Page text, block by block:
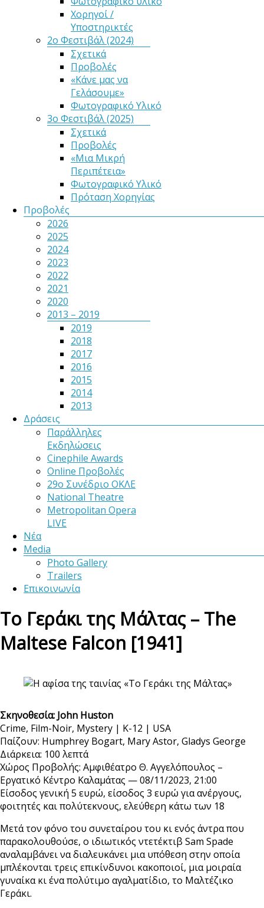
Χορηγοί /
Υποστηρικτές
2ο Φεστιβάλ (2024)
Σχετικά
Προβολές
«Κάνε μας να
Γελάσουμε»
Φωτογραφικό Υλικό
3ο Φεστιβάλ (2025)
Σχετικά
Προβολές
«Μια Μικρή
Περιπέτεια»
Φωτογραφικό Υλικό
Πρόταση Χορηγίας
Προβολές
2026
2025
2024
2023
2022
2021
2020
2013 – 2019
2019
2018
2017
2016
2015
2014
2013
Δράσεις
Παράλληλες
Εκδηλώσεις
Cinephile Awards
Online Προβολές
29ο Συνέδριο ΟΚΛΕ
National Theatre
Metropolitan Opera
LIVE
Νέα
Media
Photo Gallery
Trailers
Επικοινωνία
Το Γεράκι της Μάλτας – The
Maltese Falcon [1941]
Σκηνοθεσία: John Huston
Crime, Film-Noir, Mystery | K-12 | USA
Παίζουν: Humphrey Bogart, Mary Astor, Gladys George
Διάρκεια: 100 λεπτά
Χώρος Προβολής: Αμφιθέατρο Θ. Αγγελόπουλος –
Εργατικό Κέντρο Καλαμάτας — 08/11/2023, 21:00
Είσοδος γενική 5 ευρώ, είσοδος 3 ευρώ για ανέργους,
φοιτητές και πολύτεκνους, ελεύθερη κάτω των 18
Μετά τον φόνο του συνεταίρου του κι ενός άντρα που
παρακολουθούσε, ο ιδιωτικός ντετέκτιβ Sam Spade
αναλαμβάνει να διαλευκάνει μια υπόθεση στην οποία
μπλέκονται τρεις επικίνδυνοι κακοποιοί, μια μοιραία
γυναίκα κι ένα πολύτιμο αγαλματίδιο, το Μαλτέζικο
Γεράκι.